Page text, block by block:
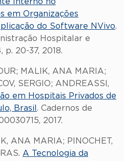
em Organizações
do Software NVivo.
Hospitalar e
p. 20-37, 2018.
MALIK, ANA MARIA;
SERGIO; ANDREASSI,
em Hospitais Privados de
Brasil . Cadernos de
2017.
ANA MARIA; PINOCHET,
A Tecnologia da